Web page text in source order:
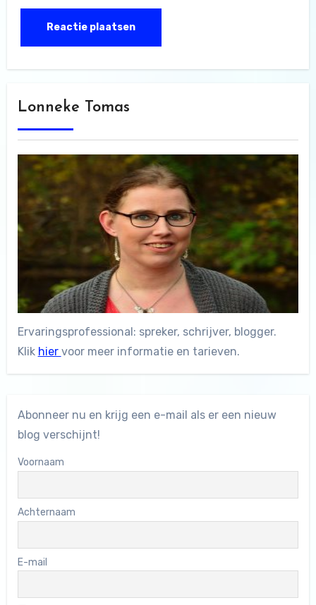
Lonneke Tomas
Ervaringsprofessional: spreker, schrijver, blogger.
Klik hier voor meer informatie en tarieven.
Abonneer nu en krijg een e-mail als er een nieuw
blog verschijnt!
Voornaam
Achternaam
E-mail